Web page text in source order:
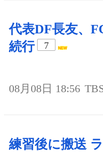
代表DF長友、
続行
7
08月08日 18:56
練習後に搬送